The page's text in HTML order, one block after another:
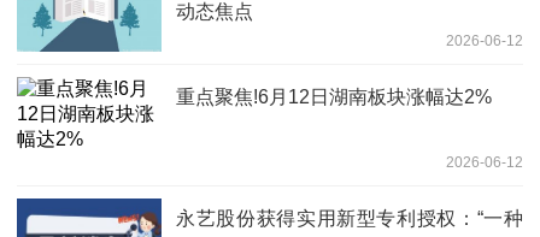
动态焦点
2026-06-12
重点聚焦!6月12日湖南板块涨幅达2%
2026-06-12
永艺股份获得实用新型专利授权：“一种